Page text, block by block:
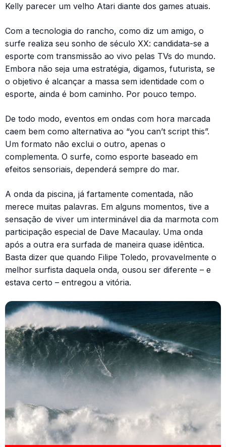
Kelly parecer um velho Atari diante dos games atuais.
Com a tecnologia do rancho, como diz um amigo, o
surfe realiza seu sonho de século XX: candidata-se a
esporte com transmissão ao vivo pelas TVs do mundo.
Embora não seja uma estratégia, digamos, futurista, se
o objetivo é alcançar a massa sem identidade com o
esporte, ainda é bom caminho. Por pouco tempo.
De todo modo, eventos em ondas com hora marcada
caem bem como alternativa ao “you can’t script this”.
Um formato não exclui o outro, apenas o
complementa. O surfe, como esporte baseado em
efeitos sensoriais, dependerá sempre do mar.
A onda da piscina, já fartamente comentada, não
merece muitas palavras. Em alguns momentos, tive a
sensação de viver um interminável dia da marmota com
participação especial de Dave Macaulay. Uma onda
após a outra era surfada de maneira quase idêntica.
Basta dizer que quando Filipe Toledo, provavelmente o
melhor surfista daquela onda, ousou ser diferente – e
estava certo – entregou a vitória.